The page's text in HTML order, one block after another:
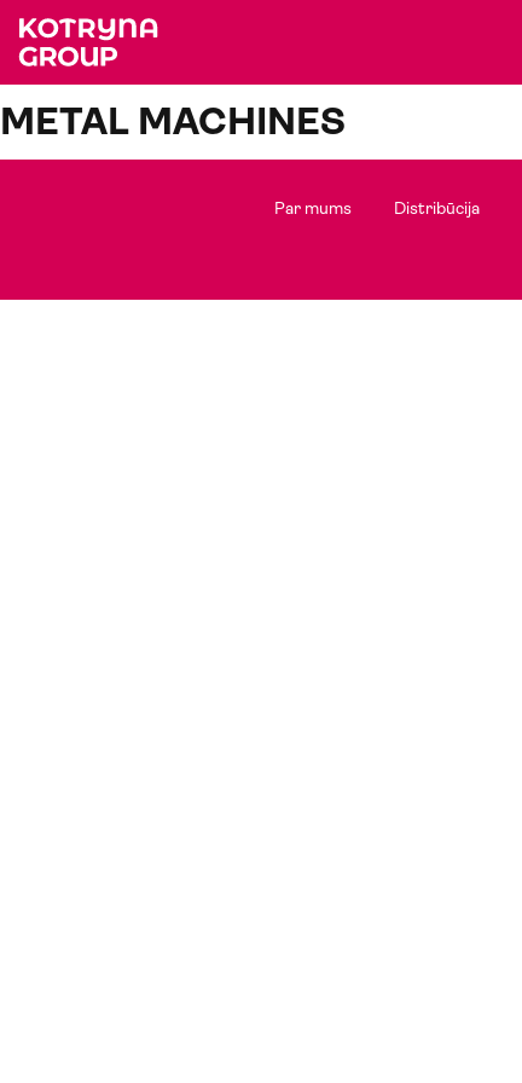
METAL MACHINES
Par mums Distribūcija